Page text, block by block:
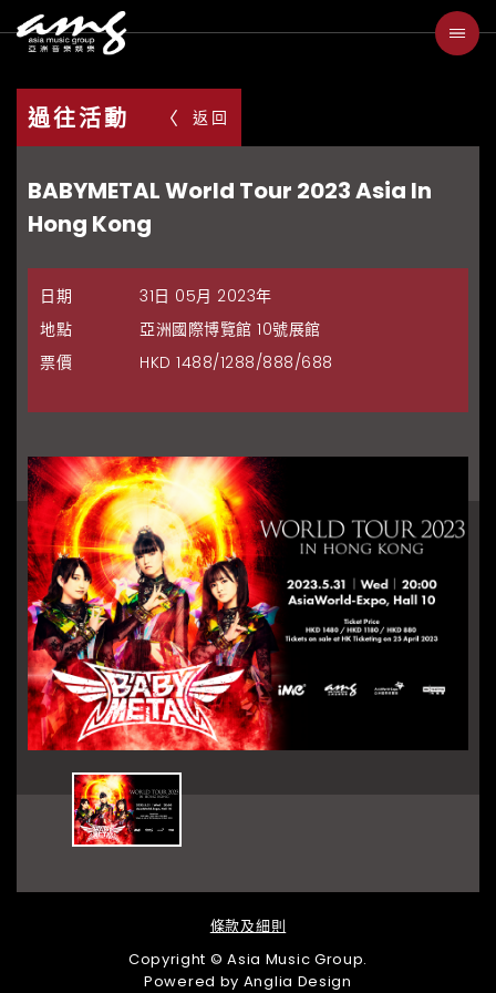
過往活動 返回
BABYMETAL World Tour 2023 Asia In
Hong Kong
日期
31日 05月 2023年
地點
亞洲國際博覽館 10號展館
票價
HKD 1488/1288/888/688
條款及細則
Copyright © Asia Music Group.
Powered by Anglia Design